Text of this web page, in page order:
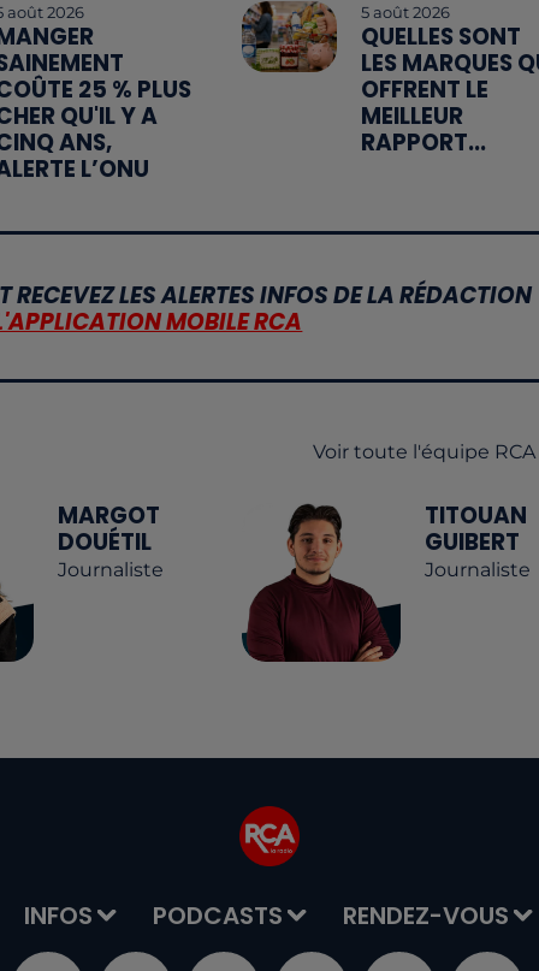
août 2026
25 % PLUS
QU'IL Y A
ANS,
L’ONU
5 août 2026
QUELLES SONT
LES MARQUES
OFFRENT LE
MEILLEUR
RAPPORT...
LES ALERTES INFOS DE LA RÉDACTION
MOBILE RCA
Voir toute l'équipe RCA
MARGOT
DOUÉTIL
Journaliste
TITOUAN
GUIBERT
Journaliste
INFOS PODCASTS RENDEZ-VOUS